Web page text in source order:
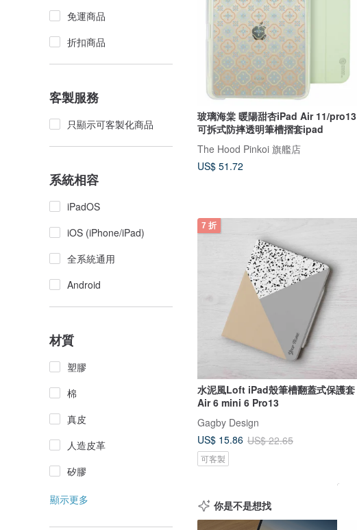
免運商品
折扣商品
客製服務
只顯示可客製化商品
系統相容
iPadOS
iOS (iPhone/iPad)
全系統通用
Android
材質
塑膠
棉
真皮
人造皮革
矽膠
顯示更多
玻璃海棠 暖陽甜杏iPad Air 11/pro13
可拆式防摔透明筆槽摺套ipad
The Hood Pinkoi 旗艦店
US$ 51.72
7 折
水泥風Loft iPad殼筆槽翻蓋式保護套
Air 6 mini 6 Pro13
Gagby Design
US$ 15.86 US$ 22.65
可客製
你是不是想找